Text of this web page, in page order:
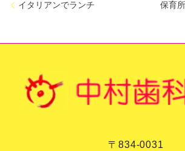
イタリアンでランチ 保育
〒834-0031